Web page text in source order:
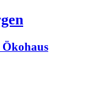
Ökohaus